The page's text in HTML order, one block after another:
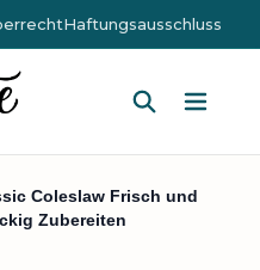
Haftungsausschluss
Coleslaw Frisch und
Zubereiten